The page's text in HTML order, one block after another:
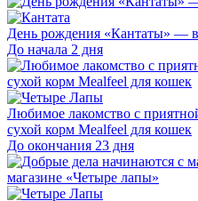
День рождения «Кантаты» —
До начала 2 дня
Любимое лакомство с
сухой корм Mealfeel для кошек
До окончания 23 дня